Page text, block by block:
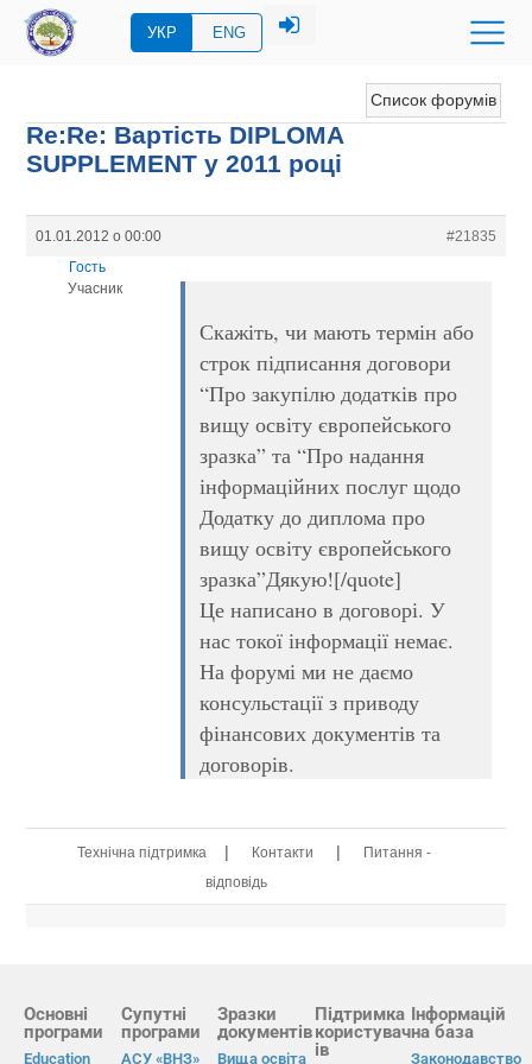
УКР ENG
Список форумів
Re:Re: Вартість DIPLOMA
SUPPLEMENT у 2011 році
01.01.2012 о 00:00
#21835
Гость
Учасник
Скажіть, чи мають термін або
строк підписання договори
“Про закупілю додатків про
вищу освіту європейського
зразка” та “Про надання
інформаційних послуг щодо
Додатку до диплома про
вищу освіту європейського
зразка”Дякую![/quote]
Це написано в договорі. У
нас токої інформації немає.
На форумі ми не даємо
консульстації з приводу
фінансових документів та
договорів.
Технічна підтримка | Контакти |
Питання -
відповідь
Основні
програми
Education
Супутні
програми
АСУ «ВНЗ»
Зразки
документів
Вища освіта
Підтримка
користувач
ів
Інформацій
на база
Законодавство